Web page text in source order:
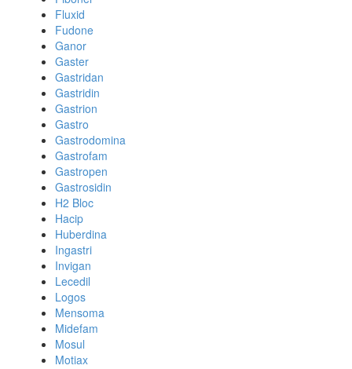
Fluxid
Fudone
Ganor
Gaster
Gastridan
Gastridin
Gastrion
Gastro
Gastrodomina
Gastrofam
Gastropen
Gastrosidin
H2 Bloc
Hacip
Huberdina
Ingastri
Invigan
Lecedil
Logos
Mensoma
Midefam
Mosul
Motiax